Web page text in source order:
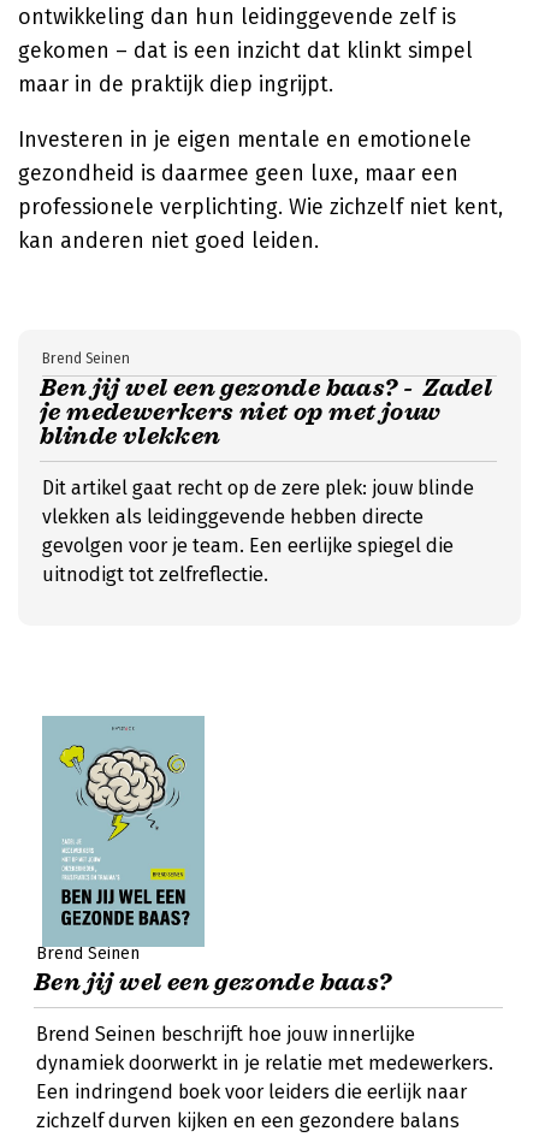
ontwikkeling dan hun leidinggevende zelf is
gekomen – dat is een inzicht dat klinkt simpel
maar in de praktijk diep ingrijpt.
Investeren in je eigen mentale en emotionele
gezondheid is daarmee geen luxe, maar een
professionele verplichting. Wie zichzelf niet kent,
kan anderen niet goed leiden.
Ben jij wel een gezonde baas? - Zadel
je medewerkers niet op met jouw
blinde vlekken
Brend Seinen
Dit artikel gaat recht op de zere plek: jouw blinde
vlekken als leidinggevende hebben directe
gevolgen voor je team. Een eerlijke spiegel die
uitnodigt tot zelfreflectie.
Brend Seinen
Ben jij wel een gezonde baas?
Brend Seinen beschrijft hoe jouw innerlijke
dynamiek doorwerkt in je relatie met medewerkers.
Een indringend boek voor leiders die eerlijk naar
zichzelf durven kijken en een gezondere balans